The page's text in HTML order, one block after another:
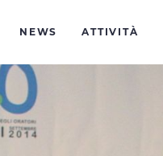
NEWS ATTIVITÀ